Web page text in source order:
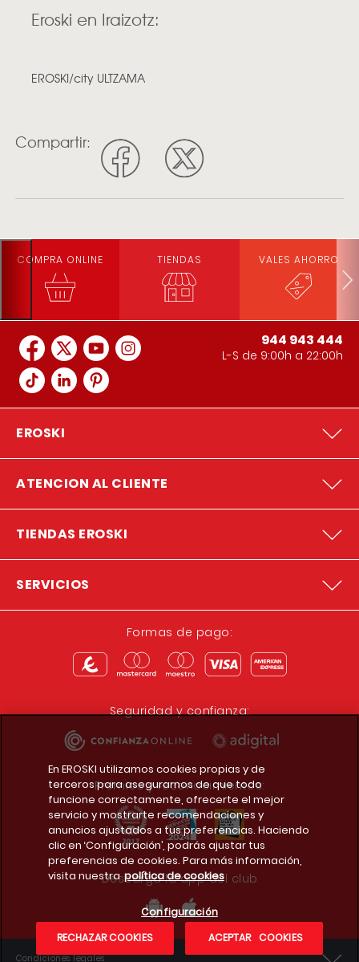
Eroski en Iraizotz:
EROSKI/city ULTZAMA
Compartir:
COMPRA ONLINE TIENDAS VALES AHORRO
944 943 444
L-S de 9:00h a 22:00h
EROSKI
ATENCION AL CLIENTE
TIENDAS EROSKI
SERVICIOS
Formas de pago:
Seguridad y confianza:
Premios y reconocimientos:
Descarga la app del club
Condiciones legales
En EROSKI utilizamos cookies propias y de
terceros para asegurarnos de que todo
funcione correctamente, ofrecerte el mejor
servicio y mostrarte recomendaciones y
anuncios ajustados a tus preferencias. Haciendo
clic en ‘Configuración’, podrás ajustar tus
preferencias de cookies. Para más información,
visita nuestra política de cookies
Configuración
RECHAZAR COOKIES
ACEPTAR COOKIES